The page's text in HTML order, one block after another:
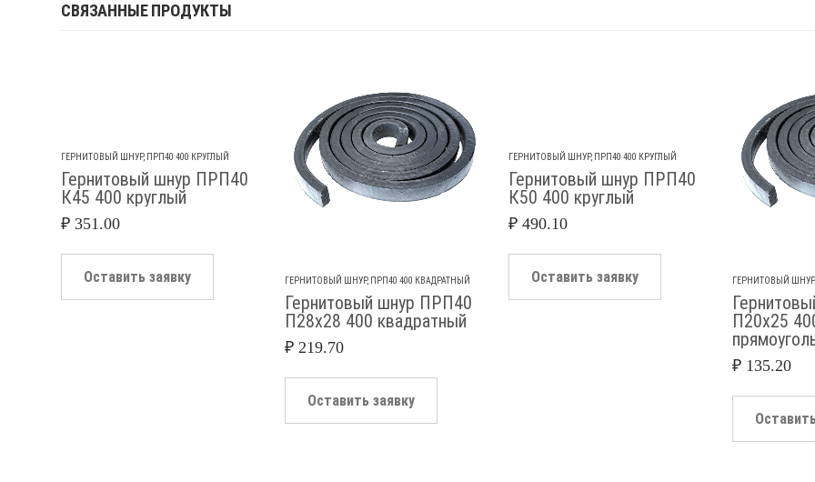
СВЯЗАННЫЕ ПРОДУКТЫ
ГЕРНИТОВЫЙ ШНУР, ПРП40 400 КРУГЛЫЙ
Гернитовый шнур ПРП40
К45 400 круглый
₽ 351.00
Оставить заявку ГЕРНИТОВЫЙ ШНУР, ПРП40 400 КВАДРАТНЫЙ
Гернитовый шнур ПРП40
П28х28 400 квадратный
₽ 219.70
Оставить заявку
ГЕРНИТОВЫЙ ШНУР, ПРП40 400 КРУГЛЫЙ
Гернитовый шнур ПРП40
К50 400 круглый
₽ 490.10
Оставить заявку ГЕРНИТОВЫЙ ШНУР,
П20х25
₽135.20